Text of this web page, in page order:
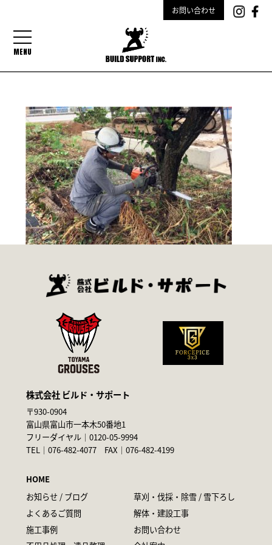
お問い合わせ
MENU
株式会社 ビルド・サポート
〒930-0904
富山県富山市一本木50番地1
フリーダイヤル｜0120-05-9994
TEL｜076-482-4077 FAX｜076-482-4199
HOME
お知らせ / ブログ
草刈・伐採・除雪 / 雪下ろし
よくあるご質問
解体・建設工事
施工事例
お問い合わせ